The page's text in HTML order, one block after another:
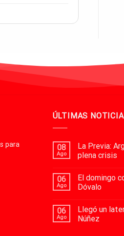
para
ÚLTIMAS
08
Ago
La Previa:
plena crisis
06
Ago
El domingo
Dóvalo
06
Ago
Llegó un
Núñez